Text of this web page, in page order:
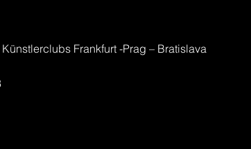
Frankfurt -Prag – Bratislava